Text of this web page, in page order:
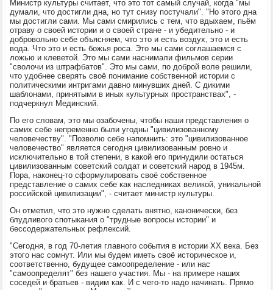
Министр культуры считает, что это тот самый случай, когда "мы
думали, что достигли дна, но тут снизу постучали". "Но этого дна
мы достигли сами. Мы сами смирились с тем, что вдыхаем, пьём
отраву о своей истории и о своей стране - и убедительно - и
добровольно себе объясняем, что это и есть воздух, это и есть
вода. Что это и есть божья роса. Это мы сами соглашаемся с
ложью и клеветой. Это мы сами наснимали фильмов серии
"сволочи из штрафбатов". Это мы сами, по доброй воле решили,
что удобнее сверять своё понимание собственной истории с
политическими интригами давно минувших дней. С дикими
шаблонами, принятыми в иных культурных пространствах", -
подчеркнул Мединский.
По его словам, это мы озабочены, чтобы наши представления о
самих себе непременно были угодны "цивилизованному
человечеству". "Позволю себе напомнить: это "цивилизованное
человечество" является сегодня цивилизованным ровно и
исключительно в той степени, в какой его принудили остаться
цивилизованным советский солдат и советский народ в 1945м.
Пора, наконец-то сформулировать своё собственное
представление о самих себе как наследниках великой, уникальной
российской цивилизации", - считает министр культуры.
Он отметил, что это нужно сделать внятно, канонически, без
блудливого спотыкания о "трудные вопросы истории" и
бессодержательных рефлексий.
"Сегодня, в год 70-летия главного события в истории XX века. Без
этого нас сомнут. Или мы будем иметь своё историческое и,
соответственно, будущее самоопределение - или нас
"самоопределят" без нашего участия. Мы - на примере наших
соседей и братьев - видим как. И с чего-то надо начинать. Прямо